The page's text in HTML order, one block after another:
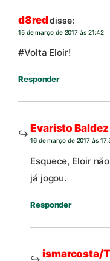
d8reddisse:
15 de março de 2017 às 21:42
#Volta Eloir!
Responder
Evaristo Baldez
16 de março de 2017 às
Esquece, Eloir
já jogou.
Responder
ismarcosta/